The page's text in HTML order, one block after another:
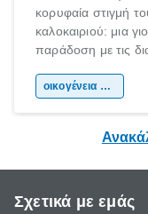
κορυφαία στιγμή
καλοκαιριού: μια
παράδοση με τις
χώρας. Είτεοικογένεια & παιδί
Σχετικά με εμάς